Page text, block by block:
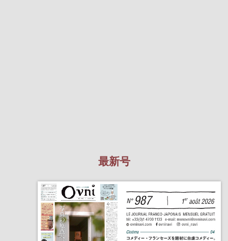
最新号